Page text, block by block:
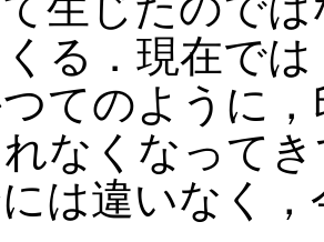
る．現在では
てのように
なくなって
は違いなく